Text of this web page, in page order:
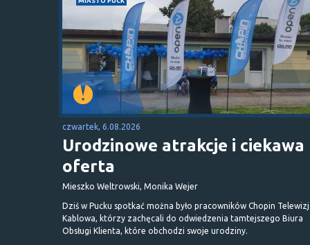
czwartek, 6.08.2026
Urodzinowe atrakcje i ciekawa
oferta
Mieszko Weltrowski, Monika Wejer
Dziś w Pucku spotkać można było pracowników Chopin
Kablowa, którzy zachęcali do odwiedzenia tamtejszego Biura
Obsługi Klienta, które obchodzi swoje urodziny.